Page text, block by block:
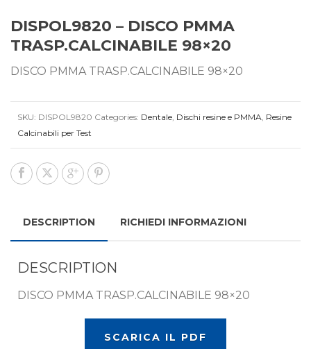
DISPOL9820 – DISCO PMMA
TRASP.CALCINABILE 98×20
DISCO PMMA TRASP.CALCINABILE 98×20
SKU: DISPOL9820 Categories: Dentale, Dischi resine e PMMA, Resine
Calcinabili per Test
DESCRIPTION RICHIEDI INFORMAZIONI
DESCRIPTION
DISCO PMMA TRASP.CALCINABILE 98×20
SCARICA IL PDF